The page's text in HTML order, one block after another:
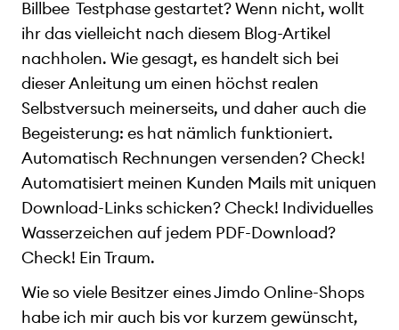
Billbee Testphase gestartet? Wenn nicht, wollt
ihr das vielleicht nach diesem Blog-Artikel
nachholen. Wie gesagt, es handelt sich bei
dieser Anleitung um einen höchst realen
Selbstversuch meinerseits, und daher auch die
Begeisterung: es hat nämlich funktioniert.
Automatisch Rechnungen versenden? Check!
Automatisiert meinen Kunden Mails mit uniquen
Download-Links schicken? Check! Individuelles
Wasserzeichen auf jedem PDF-Download?
Check! Ein Traum.
Wie so viele Besitzer eines Jimdo Online-Shops
habe ich mir auch bis vor kurzem gewünscht,